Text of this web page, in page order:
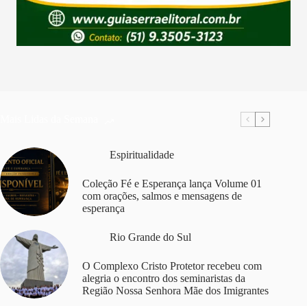
Espiritualidade
Coleção Fé e Esperança lança Volume 01
com orações, salmos e mensagens de
esperança
Rio Grande do Sul
O Complexo Cristo Protetor recebeu com
alegria o encontro dos seminaristas da
Região Nossa Senhora Mãe dos Imigrantes